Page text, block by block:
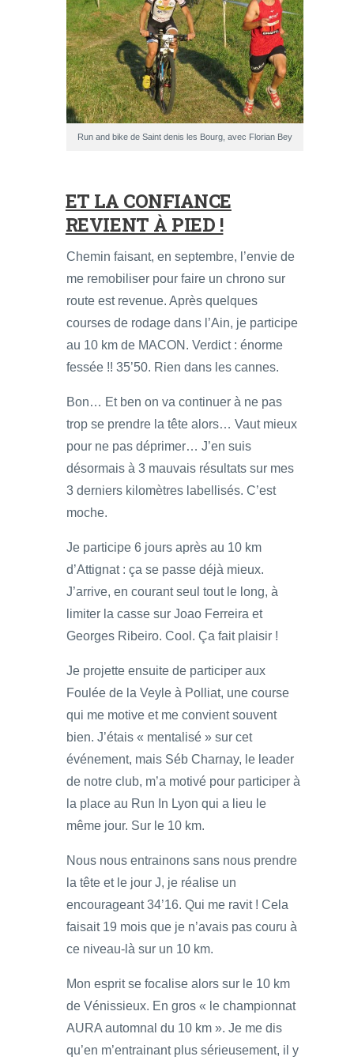
Run and bike de Saint denis les Bourg, avec Florian Bey
ET LA CONFIANCE
REVIENT À PIED !
Chemin faisant, en septembre, l’envie de
me remobiliser pour faire un chrono sur
route est revenue. Après quelques
courses de rodage dans l’Ain, je participe
au 10 km de MACON. Verdict : énorme
fessée !! 35’50. Rien dans les cannes.
Bon… Et ben on va continuer à ne pas
trop se prendre la tête alors… Vaut mieux
pour ne pas déprimer… J’en suis
désormais à 3 mauvais résultats sur mes
3 derniers kilomètres labellisés. C’est
moche.
Je participe 6 jours après au 10 km
d’Attignat : ça se passe déjà mieux.
J’arrive, en courant seul tout le long, à
limiter la casse sur Joao Ferreira et
Georges Ribeiro. Cool. Ça fait plaisir !
Je projette ensuite de participer aux
Foulée de la Veyle à Polliat, une course
qui me motive et me convient souvent
bien. J’étais « mentalisé » sur cet
événement, mais Séb Charnay, le leader
de notre club, m’a motivé pour participer à
la place au Run In Lyon qui a lieu le
même jour. Sur le 10 km.
Nous nous entrainons sans nous prendre
la tête et le jour J, je réalise un
encourageant 34’16. Qui me ravit ! Cela
faisait 19 mois que je n’avais pas couru à
ce niveau-là sur un 10 km.
Mon esprit se focalise alors sur le 10 km
de Vénissieux. En gros « le championnat
AURA automnal du 10 km ». Je me dis
qu’en m’entrainant plus sérieusement, il y